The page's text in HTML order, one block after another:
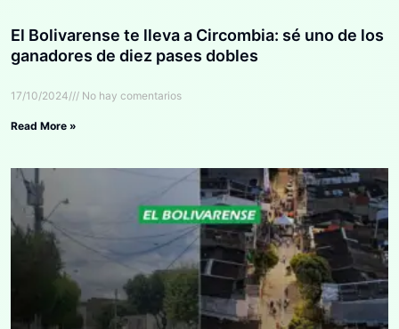
El Bolivarense te lleva a Circombia: sé uno de los
ganadores de diez pases dobles
17/10/2024 No hay comentarios
Read More »